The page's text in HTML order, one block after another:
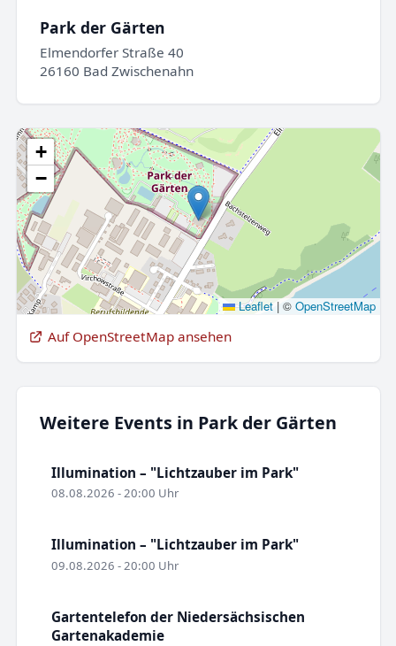
Park der Gärten
Elmendorfer Straße 40
26160 Bad Zwischenahn
+
−
Leaflet |© OpenStreetMap
Auf OpenStreetMap ansehen
Weitere Events in Park der Gärten
Illumination – "Lichtzauber im Park"
08.08.2026 - 20:00 Uhr
Illumination – "Lichtzauber im Park"
09.08.2026 - 20:00 Uhr
Gartentelefon der Niedersächsischen
Gartenakademie